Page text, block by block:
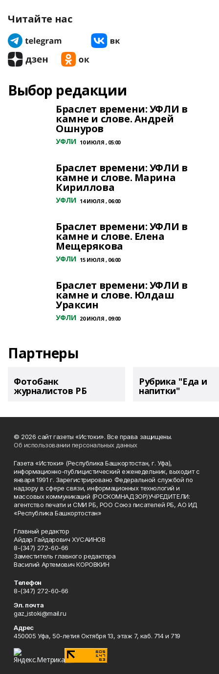
Читайте нас
Выбор редакции
Браслет времени: УФЛИ в
камне и слове. Андрей
Ошнуров
УФЛИ 10 ИЮЛЯ , 05:00
Браслет времени: УФЛИ в
камне и слове. Марина
Кириллова
УФЛИ 14 ИЮЛЯ , 06:00
Браслет времени: УФЛИ в
камне и слове. Елена
Мещерякова
УФЛИ 15 ИЮЛЯ , 06:00
Браслет времени: УФЛИ в
камне и слове. Юлдаш
Ураксин
УФЛИ 20 ИЮЛЯ , 09:00
Партнеры
Фотобанк
журналистов РБ
Рубрика "Еда и
напитки"
© 2026 сайт газеты «Истоки». Все права защищены.
Об использовании персональных данных
Газета «Истоки» (Республика Башкортостан, г. Уфа),
информационно-публицистический еженедельник, выходит с
января 1991 г. Зарегистрировано Федеральной службой по
надзору в сфере связи, информационных технологий и
массовых коммуникаций (РОСКОМНАДЗОР)УЧРЕДИТЕЛИ:
агентство печати и СМИ РБ, РОО Союз писателей РБ, АО ИД
«Республика Башкортостан»
Главный редактор
Айдар Гайдарович ХУСАИНОВ
8-(347) 272-60-66
Заместитель главного редактора
Василий Артемович КОРОВКИН
Телефон
8-(347) 272-60-66
Эл. почта
gaz_istoki@mail.ru
Адрес
450005 Уфа, 50-летия Октября 13, этаж 7, каб. 714 и 719